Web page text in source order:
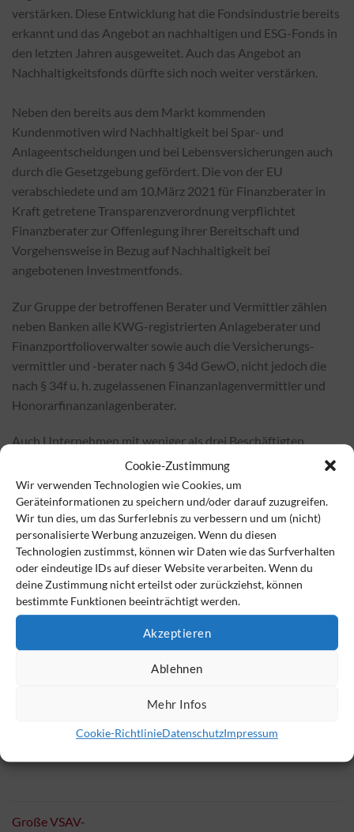
Cookie-Zustimmung
Wir verwenden Technologien wie Cookies, um
Geräteinformationen zu speichern und/oder darauf zuzugreifen.
Wir tun dies, um das Surferlebnis zu verbessern und um (nicht)
personalisierte Werbung anzuzeigen. Wenn du diesen
Technologien zustimmst, können wir Daten wie das Surfverhalten
oder eindeutige IDs auf dieser Website verarbeiten. Wenn du
deine Zustimmung nicht erteilst oder zurückziehst, können
bestimmte Funktionen beeinträchtigt werden.
Akzeptieren
Ablehnen
Mehr Infos
Cookie-RichtlinieDatenschutzImpressum
verstärken. Diese Entwicklung hat die Fondsindustrie bereits
erkannt und das Angebot an nachhaltigen und ESG-Fonds in
den letzten Jahren ausgeweitet. Auch das Angebot an
Nachhaltigkeitsfonds dürfte sich noch weiter verstärken.
Neben den bereits aus dem Markt kommenden
Kundenmotiven wird Nachhaltigkeit bei Spar- und
Anlageentscheidungen und bei Lebensversicherungen auch
durch die Gesetzgebung gefördert. Die von der EU
verabschiedete und am 10.März 2021 für Finanzberater in
Kraft getretene Transparenzverordnung verpflichtet
Finanzberater zur Offenlegung ihrer Bereitschaft und
Vorgehensweise in Bezug auf Nachhaltigkeit bei
angebotenen Investmentfonds.
Zur Gruppe der betroffenen Berater und Vermittler zählen
neben Banken alle KWG-registrierten Anlageberater und
Finanzportfolioverwalter sowie auch die Versicherungs-
vermittler und -berater nach § 34d GewO, nicht jedoch die
nach § 34f u. h. zugelassenen Finanzanlagenvermittler und
Honorarfinanzanlagenberater.
Auch Unternehmen mit weniger als drei Beschäftigten
werden durch die Verordnung nicht erfasst.
Es empfiehlt sich jedoch, für alle Makler und Vermittler einen
entsprechenden Hinweis auf ihrer Website anzubringen, der
die Vorgaben der Verordnung an die Transparenz im Umgang
mit Nachhaltigkeitskriterien in der Beratung und Vermittlung
erfüllt.
Kontakt:
Thomas Meinhardt
www.confee.de
Große VSAV-